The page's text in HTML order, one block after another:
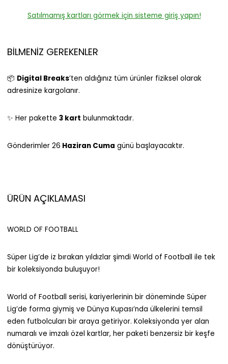
Satılmamış kartları görmek için sisteme giriş yapın!
BILMENIZ GEREKENLER
📦 Digital Breaks’ten aldığınız tüm ürünler fiziksel olarak
adresinize kargolanır.
✨ Her pakette 3 kart bulunmaktadır.
Gönderimler 26 Haziran Cuma günü başlayacaktır.
ÜRÜN AÇIKLAMASI
WORLD OF FOOTBALL
Süper Lig’de iz bırakan yıldızlar şimdi World of Football ile tek
bir koleksiyonda buluşuyor!
World of Football serisi, kariyerlerinin bir döneminde Süper
Lig’de forma giymiş ve Dünya Kupası’nda ülkelerini temsil
eden futbolcuları bir araya getiriyor. Koleksiyonda yer alan
numaralı ve imzalı özel kartlar, her paketi benzersiz bir keşfe
dönüştürüyor.